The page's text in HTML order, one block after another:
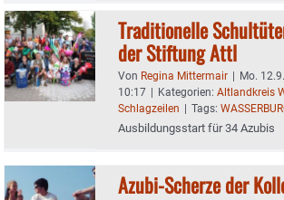
Traditionelle
der Stiftung Attl
Von Regina Mittermair | Mo.
10:17 | Kategorien: Altlandkreis
Schlagzeilen | Tags:
Ausbildungsstart für 34 Azubis
Azubi-Scherze der